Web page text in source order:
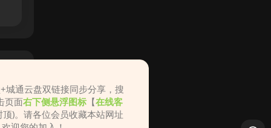
城通云盘双链接同步分享，搜
页面右下侧悬浮图标 【在线客
)。请各位会员收藏本站网址